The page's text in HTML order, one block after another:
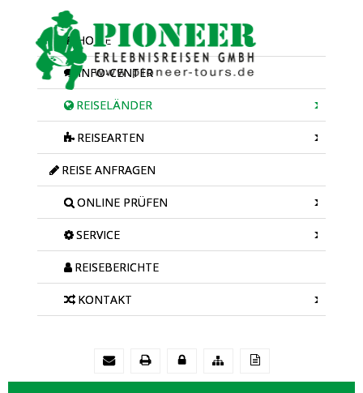
HOME
INFO-CENTER
REISELÄNDER
REISEARTEN
REISE ANFRAGEN
ONLINE PRÜFEN
SERVICE
REISEBERICHTE
KONTAKT